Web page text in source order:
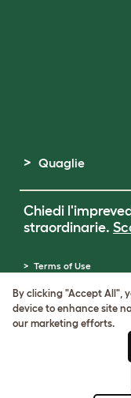
Quaglie
Chiedi
straordinarie.
Terms of Use
Cookie Settings
Sitemap
Partita IVA:
Numero di
© Omlet 2026
By clicking "Accept All",
device to enhance site
our marketing efforts.